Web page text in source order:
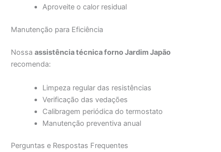
Aproveite o calor residual
Manutenção para Eficiência
Nossaassistência técnica forno Jardim Japão
recomenda:
Limpeza regular das resistências
Verificação das vedações
Calibragem periódica do termostato
Manutenção preventiva anual
Perguntas e Respostas Frequentes